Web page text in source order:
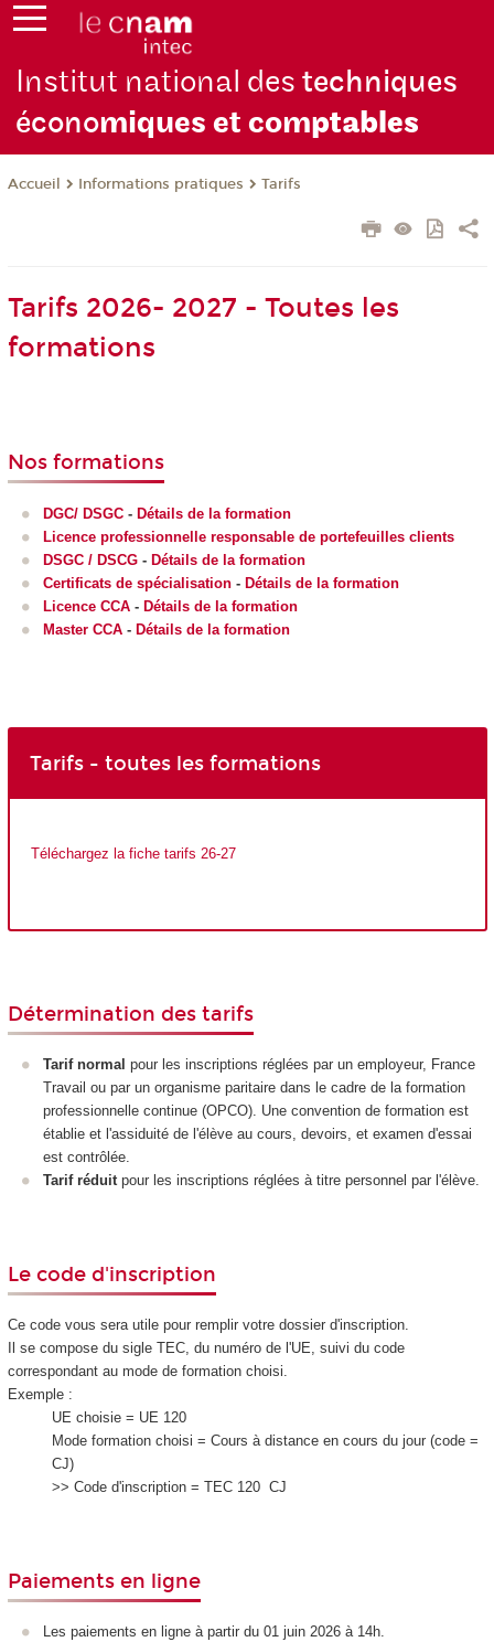
Institut national destechniques
économiques et comptables
Accueil Informations pratiques Tarifs
Tarifs 2026- 2027 - Toutes les
formations
Nos formations
DGC/ DSGC - Détails de la formation
Licence professionnelle responsable de portefeuilles clients
DSGC / DSCG - Détails de la formation
Certificats de spécialisation - Détails de la formation
Licence CCA - Détails de la formation
Master CCA - Détails de la formation
Tarifs - toutes les formations
Téléchargez la fiche tarifs 26-27
Détermination des tarifs
Tarif normal pour les inscriptions réglées par un employeur, France
Travail ou par un organisme paritaire dans le cadre de la formation
professionnelle continue (OPCO). Une convention de formation est
établie et l'assiduité de l'élève au cours, devoirs, et examen d'essai
est contrôlée.
Tarif réduitpour les inscriptions réglées à titre personnel par l'élève.
Le code d'inscription
Ce code vous sera utile pour remplir votre dossier d'inscription.
Il se compose du sigle TEC, du numéro de l'UE, suivi du code
correspondant au mode de formation choisi.
Exemple :
UE choisie = UE 120
Mode formation choisi = Cours à distance en cours du jour (code =
CJ)
>> Code d'inscription = TEC 120 CJ
Paiements en ligne
Les paiements en ligne à partir du 01 juin 2026 à 14h.